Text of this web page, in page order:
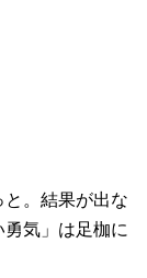
と。結果が出な
気」は足枷に